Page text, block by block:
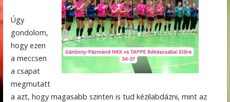
Úgy
gondolom,
hogy ezen
a meccsen
a csapat
megmutatt
a azt, hogy magasabb szinten is tud kézilabdázni, mint az